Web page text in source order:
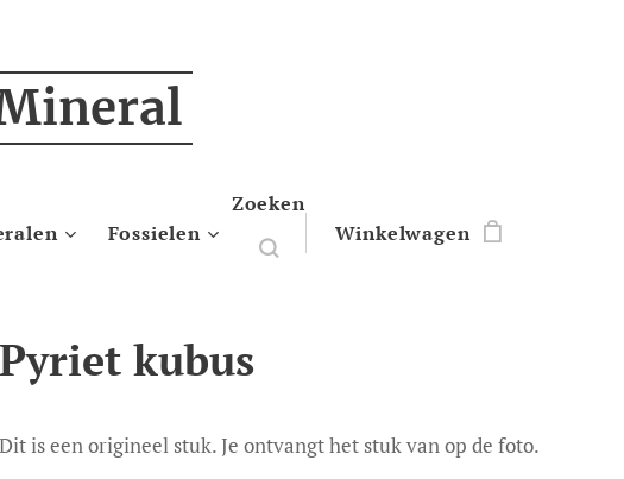
Fossielen
Zoeken
Winkelwagen
Pyriet kubus
Dit is een origineel stuk. Je ontvangt het stuk van op de foto.